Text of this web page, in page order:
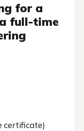
for a
full-time
certificate)